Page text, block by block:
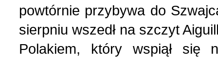
powtórnie przybywa do
sierpniu wszedł na szczyt
Polakiem, który wspiął się